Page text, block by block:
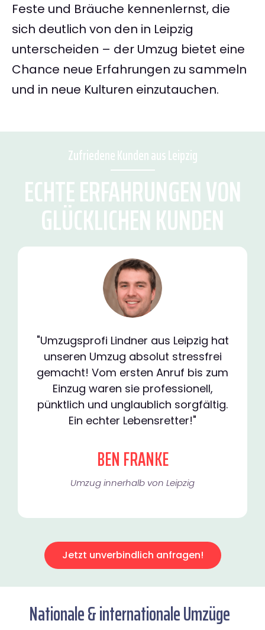
Feste und Bräuche kennenlernst, die
sich deutlich von den in Leipzig
unterscheiden – der Umzug bietet eine
Chance neue Erfahrungen zu sammeln
und in neue Kulturen einzutauchen.
Zufriedene Kunden aus Leipzig
ECHTE ERFAHRUNGEN VON
GLÜCKLICHEN KUNDEN
"Umzugsprofi Lindner aus Leipzig hat
unseren Umzug absolut stressfrei
gemacht! Vom ersten Anruf bis zum
Einzug waren sie professionell,
pünktlich und unglaublich sorgfältig.
Ein echter Lebensretter!"
BEN FRANKE
Umzug innerhalb von Leipzig​
Jetzt unverbindlich anfragen!
Nationale & internationale Umzüge